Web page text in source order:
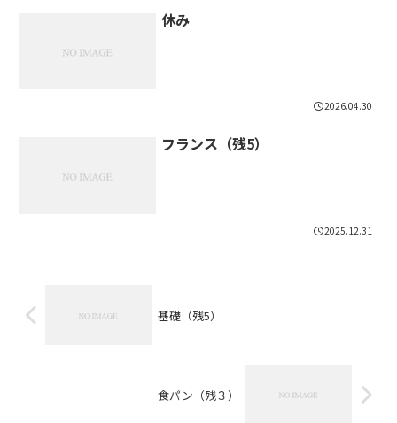
休み
2026.04.30
フランス（残5）
2025.12.31
基礎（残5）
食パン（残３）